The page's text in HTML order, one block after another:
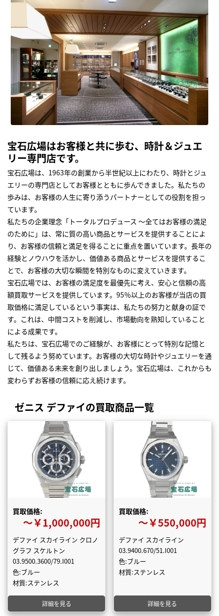
宝石広場はお客様と共に歩む、時計＆ジュエ
リー専門店です。
宝石広場は、1963年の創業から半世紀以上にわたり、時計とジュ
エリーの専門店としてお客様とともに歩んできました。私たちの
歩みは、お客様の人生に寄り添うパートナーとしての役割を担っ
ています。
私たちの企業理念「トータルプロデュース ～全てはお客様の満足
のために」は、常に質の高い商品とサービスを提供することによ
り、お客様の信頼と満足を得ることに重点を置いています。長年の
経験とノウハウを活かし、価値ある商品とサービスを提供するこ
とで、お客様の大切な瞬間を特別なものに変えていきます。
宝石広場では、お客様の満足度を最優先に考え、安心と信頼の高
額買取サービスを提供しています。95％以上のお客様が当店の買
取価格に満足しているという事実は、私たちの努力と献身の証で
す。これは、中間コストを削減し、市場動向を熟知していること
による成果です。
私たちは、宝石広場でのご経験が、お客様にとって特別な記憶と
して残るよう努めています。お客様の大切な時計やジュエリーを通
じて、価値ある未来を創り出しましょう。宝石広場は、これからも
変わらずお客様の信頼に応え続けます。
ゼニス デファイの買取商品一覧
買取価格:
〜￥1,000,000円
デファイ スカイライン クロノ
グラフ スケルトン
03.9500.3600/79.I001
色:ブルー
材質:ステンレス
詳細を見る
買取価格:
〜￥550,000円
デファイ スカイライン
03.9400.670/51.I001
色:ブルー
材質:ステンレス
詳細を見る